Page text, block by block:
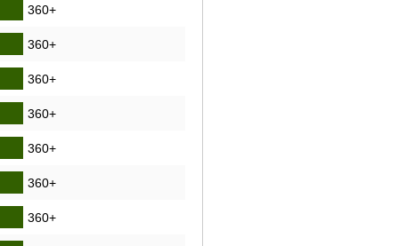
360+
360+
360+
360+
360+
360+
360+